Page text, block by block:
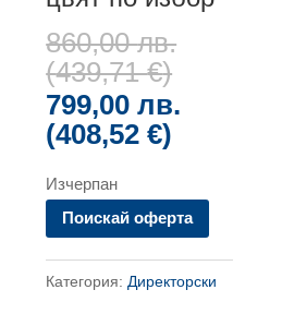
860,00лв.
(439,71€)
799,00лв.
(408,52€)
Изчерпан
Поискай оферта
Категория: Директорски